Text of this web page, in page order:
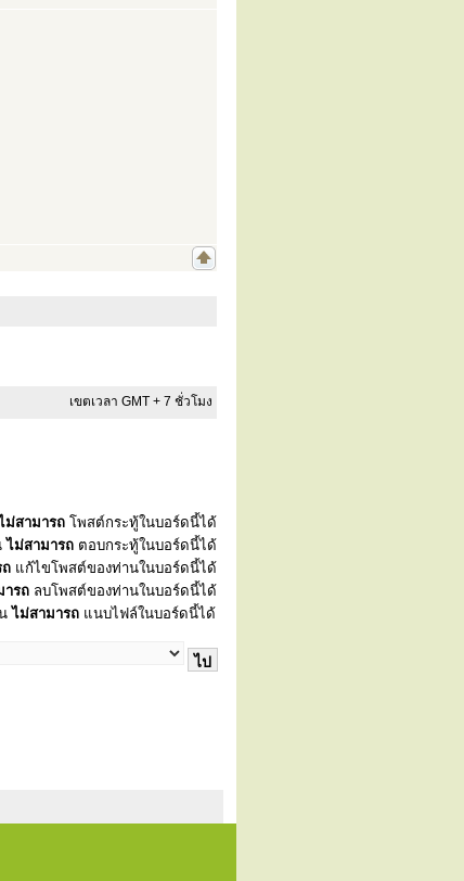
เขตเวลา GMT + 7 ชั่วโมง
ม่สามารถ โพสต์กระทู้ในบอร์ดนี้ได้
ไม่สามารถ ตอบกระทู้ในบอร์ดนี้ได้
ถ แก้ไขโพสต์ของท่านในบอร์ดนี้ได้
ารถ ลบโพสต์ของท่านในบอร์ดนี้ได้
ไม่สามารถ แนบไฟล์ในบอร์ดนี้ได้